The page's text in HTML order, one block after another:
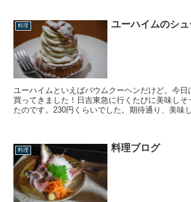
料理 ユーハイムのシ
ユーハイムといえばバウムクーヘンだけど。今日
買ってきました！日吉東急に行くたびに美味し
たのです。230円くらいでした。期待通り、美味
料理 料理ブログ